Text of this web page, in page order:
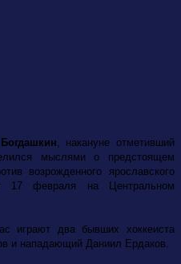
, накануне отметивший
мыслями о предстоящем
возрожденного ярославского
17 февраля на Центральном
играют два бывших хоккеиста
и нападающий Даниил Ердаков.